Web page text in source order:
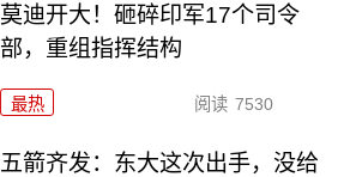
莫迪开大！砸碎印军17个司令
部，重组指挥结构
最热 阅读 7530
五箭齐发：东大这次出手，没给